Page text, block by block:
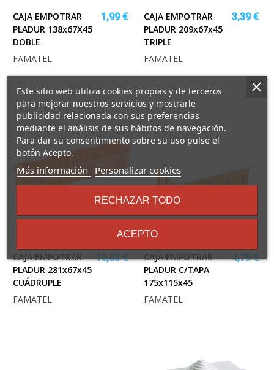
CAJA EMPOTRAR
PLADUR 138x67X45
DOBLE
1,99 €
FAMATEL
CAJA EMPOTRAR
PLADUR 209x67x45
TRIPLE
3,39 €
FAMATEL
CAJA EMPOTRAR
PLADUR 281x67x45
CUÁDRUPLE
10,53 €
FAMATEL
CAJA EMPOTRAR
PLADUR C/TAPA
175x115x45
4,79 €
FAMATEL
Este sitio web utiliza cookies propias y de terceros
para mejorar nuestros servicios y mostrarle
publicidad relacionada con sus preferencias
mediante el análisis de sus hábitos de navegación.
Para dar su consentimiento sobre su uso pulse el
botón Acepto.
Más información
sobre
términos
condiciones
Personalizar cookies
RECHAZAR TODO
ACEPTO